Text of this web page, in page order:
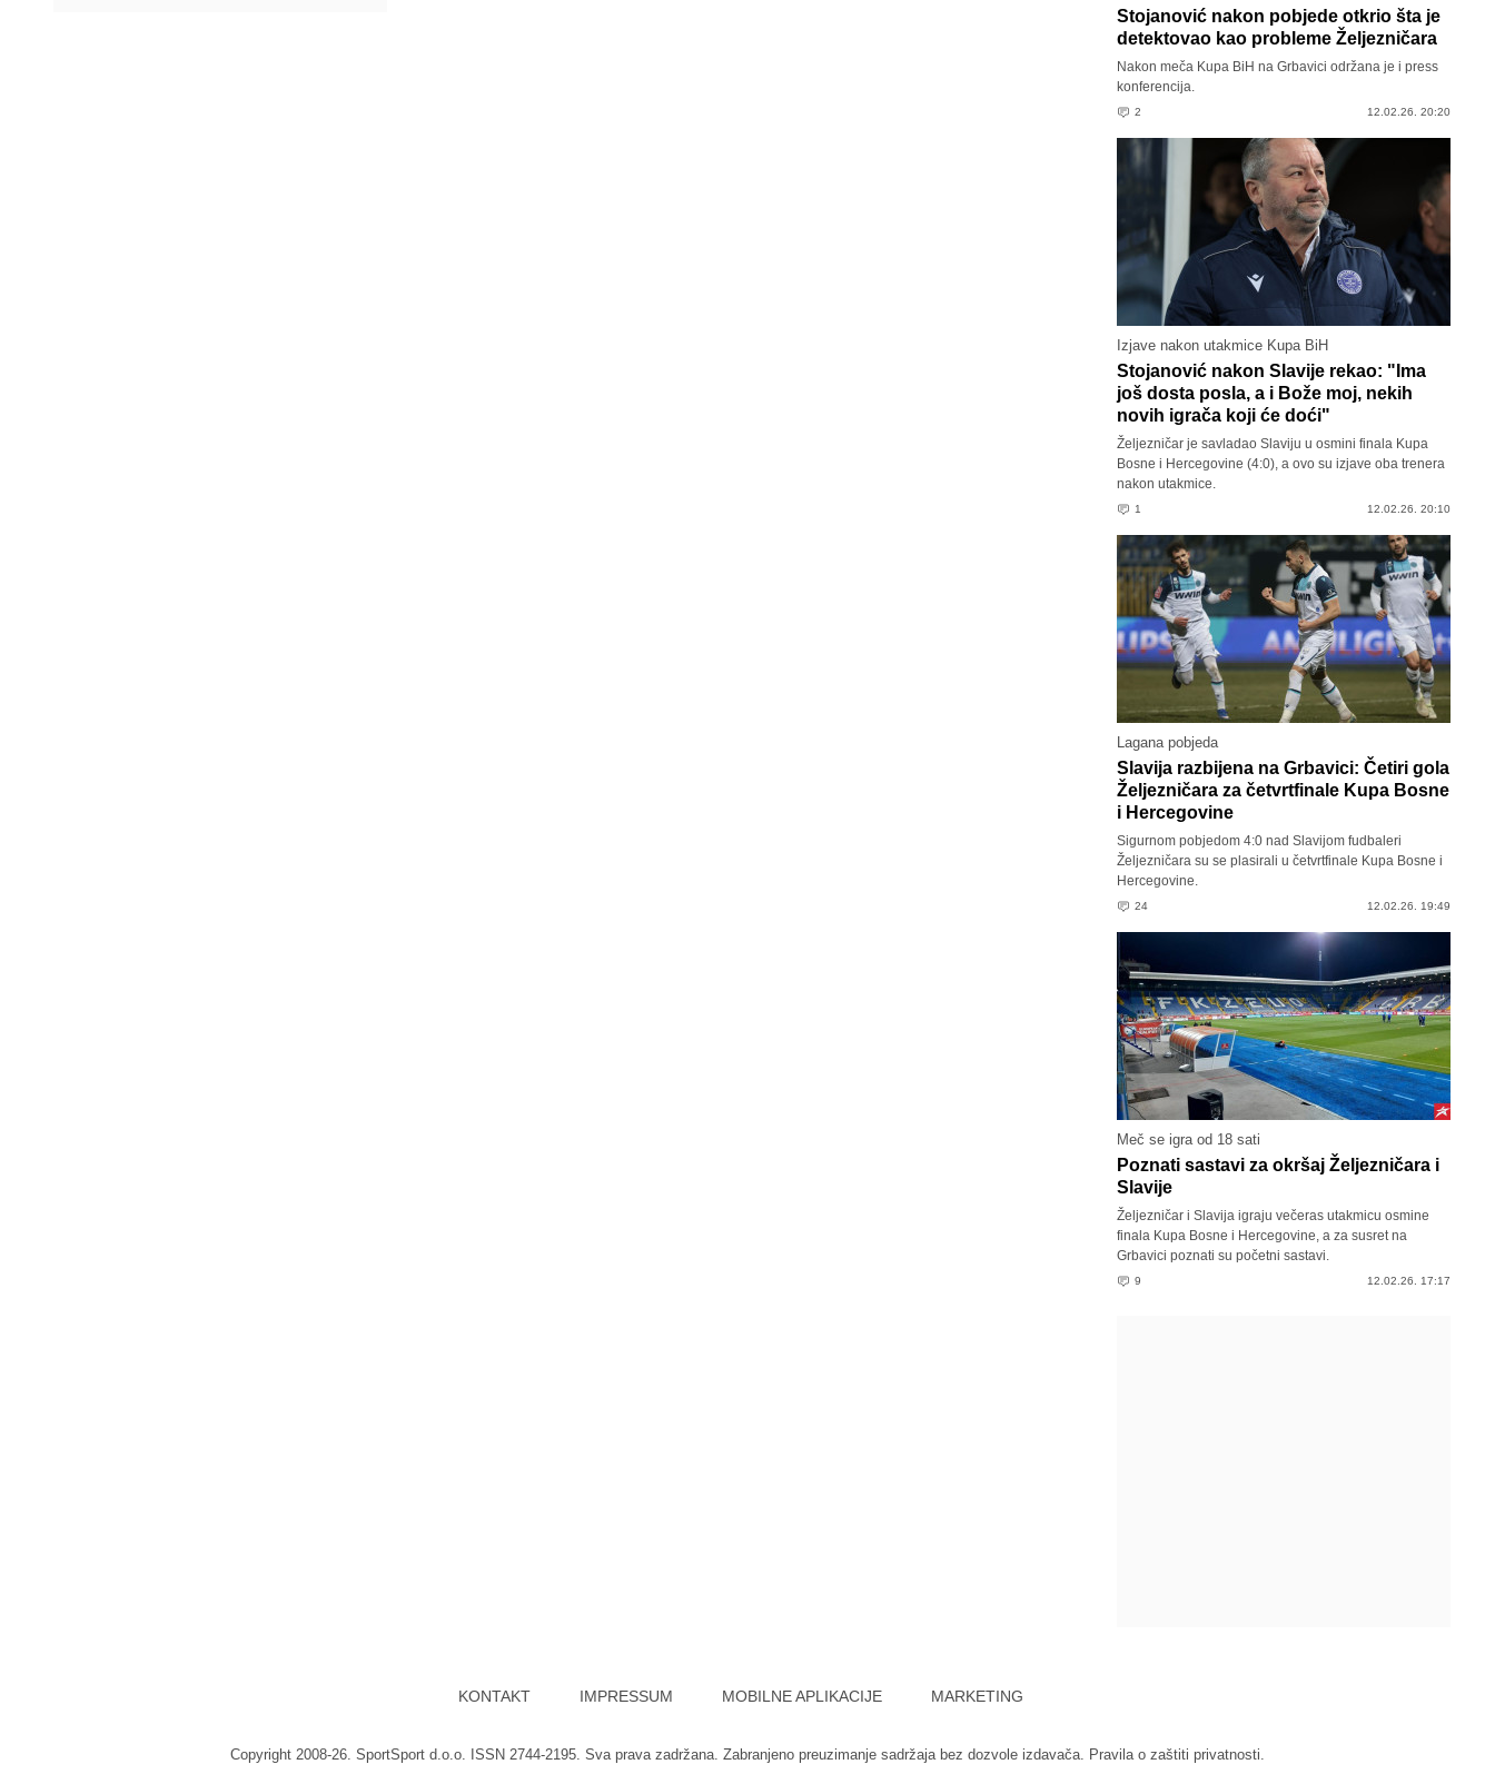
Stojanović nakon pobjede otkrio šta je
detektovao kao probleme Željezničara
Nakon meča Kupa BiH na Grbavici održana je i press
konferencija.
2 12.02.26. 20:20
Izjave nakon utakmice Kupa BiH
Stojanović nakon Slavije rekao: "Ima
još dosta posla, a i Bože moj, nekih
novih igrača koji će doći"
Željezničar je savladao Slaviju u osmini finala Kupa
Bosne i Hercegovine (4:0), a ovo su izjave oba trenera
nakon utakmice.
1 12.02.26. 20:10
Lagana pobjeda
Slavija razbijena na Grbavici: Četiri gola
Željezničara za četvrtfinale Kupa Bosne
i Hercegovine
Sigurnom pobjedom 4:0 nad Slavijom fudbaleri
Željezničara su se plasirali u četvrtfinale Kupa Bosne i
Hercegovine.
24 12.02.26. 19:49
Meč se igra od 18 sati
Poznati sastavi za okršaj Željezničara i
Slavije
Željezničar i Slavija igraju večeras utakmicu osmine
finala Kupa Bosne i Hercegovine, a za susret na
Grbavici poznati su početni sastavi.
9 12.02.26. 17:17
KONTAKT IMPRESSUM MOBILNE APLIKACIJE MARKETING
Copyright 2008-26. SportSport d.o.o. ISSN 2744-2195. Sva prava zadržana. Zabranjeno preuzimanje sadržaja bez dozvole izdavača. Pravila o zaštiti privatnosti.